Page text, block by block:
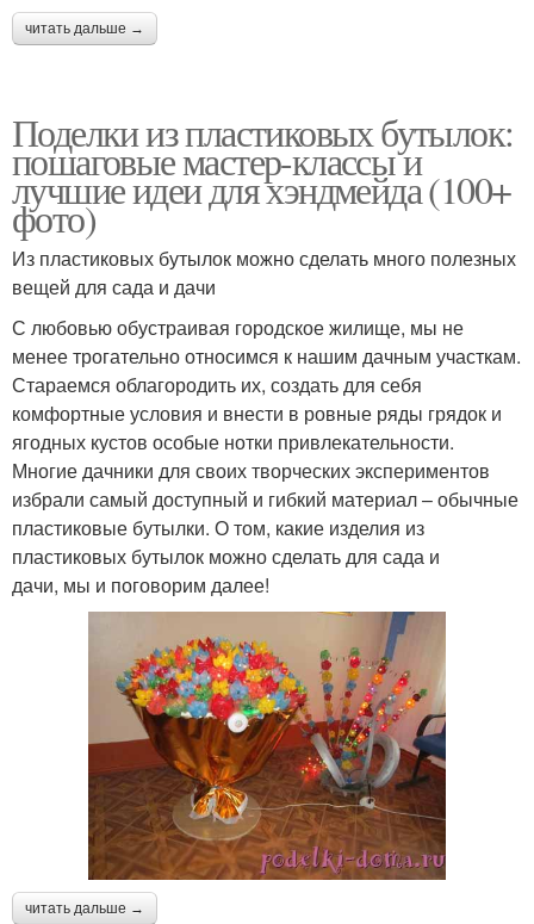
читать дальше →
Поделки из пластиковых бутылок:
пошаговые мастер-классы и
лучшие идеи для хэндмейда (100+
фото)
Из пластиковых бутылок можно сделать много полезных
вещей для сада и дачи
С любовью обустраивая городское жилище, мы не
менее трогательно относимся к нашим дачным участкам.
Стараемся облагородить их, создать для себя
комфортные условия и внести в ровные ряды грядок и
ягодных кустов особые нотки привлекательности.
Многие дачники для своих творческих экспериментов
избрали самый доступный и гибкий материал – обычные
пластиковые бутылки. О том, какие изделия из
пластиковых бутылок можно сделать для сада и
дачи, мы и поговорим далее!
читать дальше →